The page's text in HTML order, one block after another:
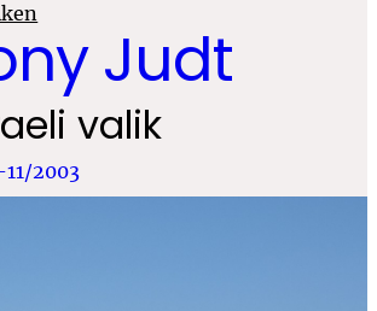
Judt
valik
11/2003